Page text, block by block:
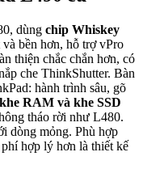
dùng chip Whiskey
bền hơn, hỗ trợ vPro
thiện chắc chắn hơn, có
che ThinkShutter. Bàn
hành trình sâu, gõ
RAM và khe SSD
tháo rời như L480.
dòng mỏng. Phù hợp
hợp lý hơn là thiết kế